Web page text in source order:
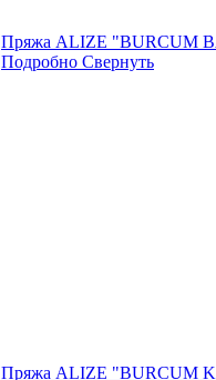
Пряжа ALIZE "BURCUM
Подробно Свернуть
Пряжа ALIZE "BURCUM